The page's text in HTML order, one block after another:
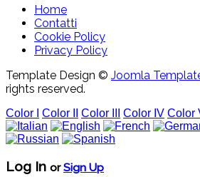
Home
Contatti
Cookie Policy
Privacy Policy
Template Design © Joomla
rights reserved.
Color I Color II Color III Color IV Color
Log In orSign Up